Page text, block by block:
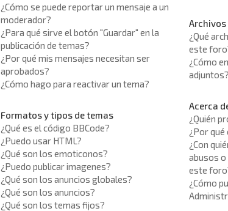
¿Cómo se puede reportar un mensaje a un
moderador?
¿Para qué sirve el botón "Guardar" en la
publicación de temas?
¿Por qué mis mensajes necesitan ser
aprobados?
¿Cómo hago para reactivar un tema?
Formatos y tipos de temas
¿Qué es el código BBCode?
¿Puedo usar HTML?
¿Qué son los emoticonos?
¿Puedo publicar imagenes?
¿Qué son los anuncios globales?
¿Qué son los anuncios?
¿Qué son los temas fijos?
¿Qué
este
¿Cómo
adjuntos?
Acerca
¿Quién
¿Por
¿Con
abusos
este
¿Cómo